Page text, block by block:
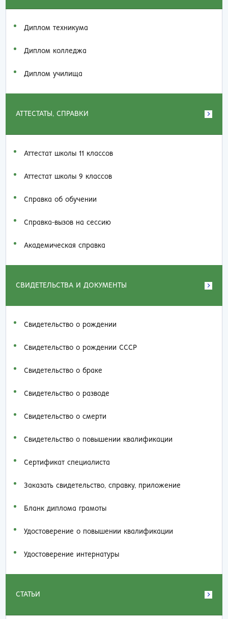
Диплом техникума
Диплом колледжа
Диплом училища
АТТЕСТАТЫ, СПРАВКИ
Аттестат школы 11 классов
Аттестат школы 9 классов
Справка об обучении
Справка-вызов на сессию
Академическая справка
СВИДЕТЕЛЬСТВА И ДОКУМЕНТЫ
Свидетельство о рождении
Свидетельство о рождении СССР
Свидетельство о браке
Свидетельство о разводе
Свидетельство о смерти
Свидетельство о повышении квалификации
Сертификат специалиста
Заказать cвидетельство, справку, приложение
Бланк диплома грамоты
Удостоверение о повышении квалификации
Удостоверение интернатуры
СТАТЬИ